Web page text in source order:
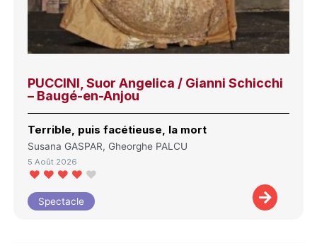
PUCCINI, Suor Angelica / Gianni Schicchi
– Baugé-en-Anjou
Terrible, puis facétieuse, la mort
Susana GASPAR, Gheorghe PALCU
5 Août 2026
Spectacle